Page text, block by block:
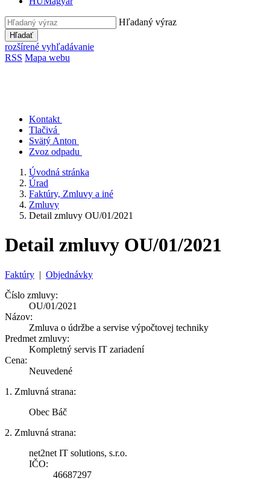
Hľadaný výraz
Hľadať
rozšírené vyhľadávanie
RSS Mapa webu
Kontakt
Tlačivá
Svätý Anton
Zvoz odpadu
Úvodná stránka
Úrad
Faktúry, Zmluvy a iné
Zmluvy
Detail zmluvy OU/01/2021
Detail zmluvy OU/01/2021
Faktúry | Objednávky
Číslo zmluvy:
OU/01/2021
Názov:
Zmluva o údržbe a servise výpočtovej techniky
Predmet zmluvy:
Kompletný servis IT zariadení
Cena:
Neuvedené
1. Zmluvná strana:
Obec Báč
2. Zmluvná strana:
net2net IT solutions, s.r.o.
IČO:
46687297